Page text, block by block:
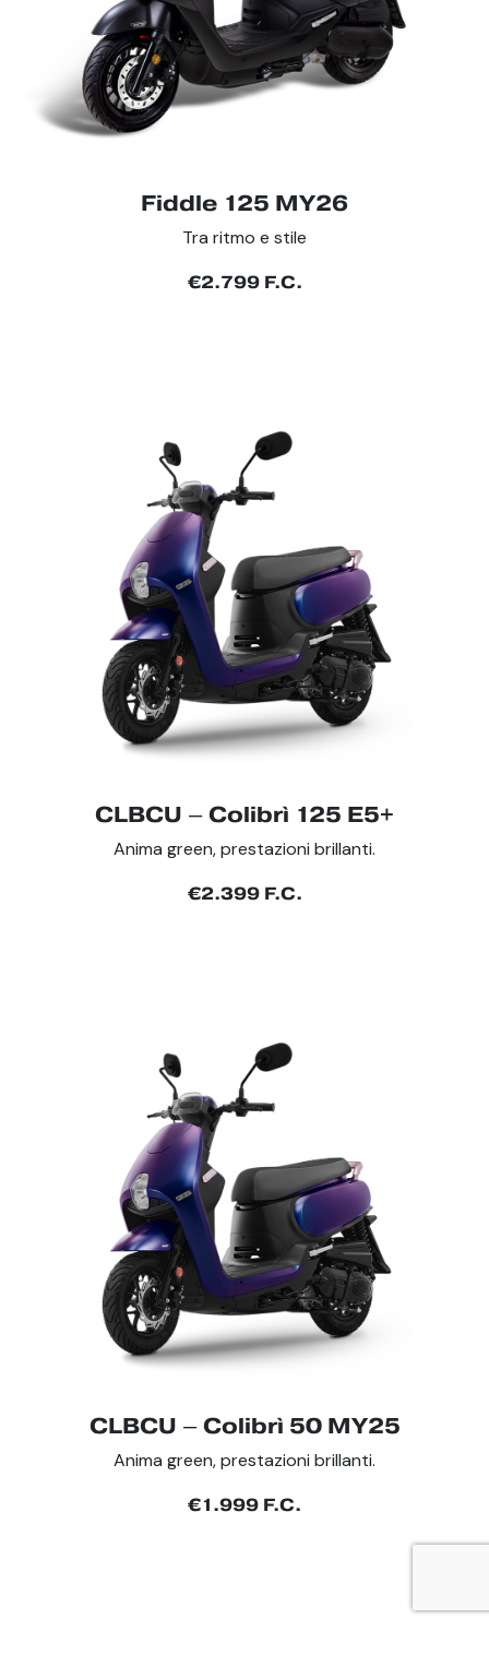
Fiddle 125 MY26
Tra ritmo e stile
€2.799 F.C.
CLBCU – Colibrì 125 E5+
Anima green, prestazioni brillanti.
€2.399 F.C.
CLBCU – Colibrì 50 MY25
Anima green, prestazioni brillanti.
€1.999 F.C.